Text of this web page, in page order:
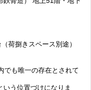
荷捌きスペース別途）
でも唯一の存在とされて
いう位置づけになりま